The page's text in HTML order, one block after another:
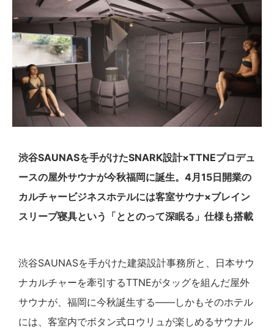
渋谷SAUNASを手がけたSNARK設計×TTNEプロデュ
ースの屋外サウナが今秋福岡に誕生。4月15日開業の
カルチャービジネスホテルには客室サウナ×ブレイン
スリープ寝具という「ととのって深眠る」仕様も搭載
渋谷SAUNASを手がけた建築設計事務所と、日本サウ
ナカルチャーを牽引するTTNEがタッグを組んだ屋外
サウナが、福岡に今秋誕生する——しかもそのホテル
には、客室内でボタン式ロウリュが楽しめるサウナル